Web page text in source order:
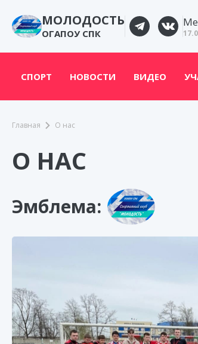
МОЛОДОСТЬ
ОГАПОУ СПК
СПОРТ НОВОСТИ ВИДЕО
Главная О нас
О НАС
Эмблема: